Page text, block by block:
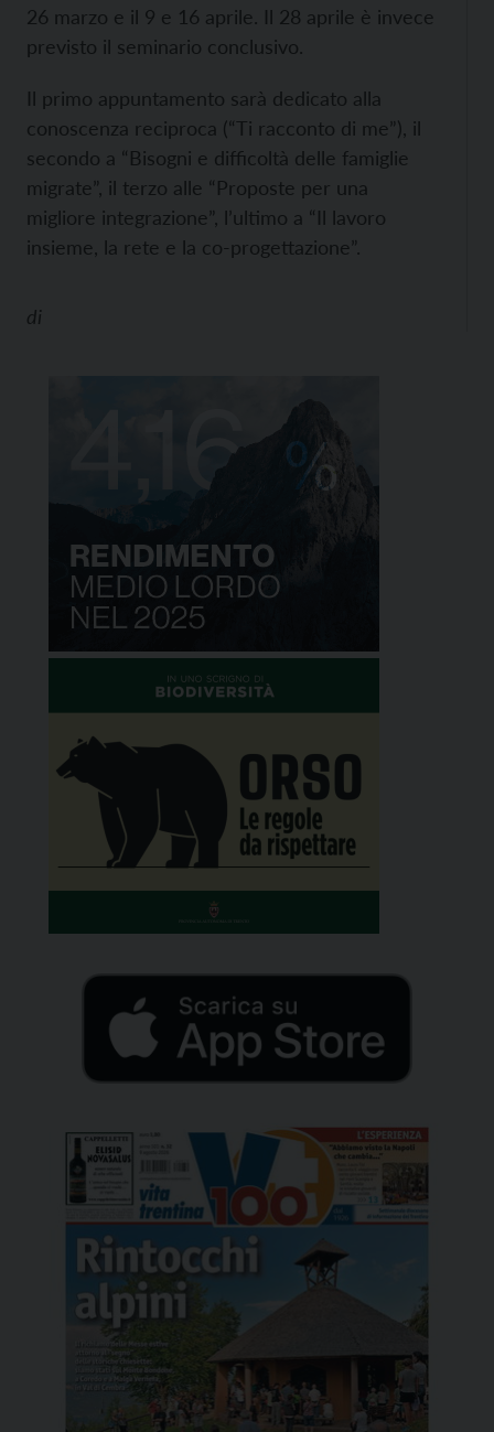
26 marzo e il 9 e 16 aprile. Il 28 aprile è invece
previsto il seminario conclusivo.
Il primo appuntamento sarà dedicato alla
conoscenza reciproca (“Ti racconto di me”), il
secondo a “Bisogni e difficoltà delle famiglie
migrate”, il terzo alle “Proposte per una
migliore integrazione”, l’ultimo a “Il lavoro
insieme, la rete e la co-progettazione”.
di